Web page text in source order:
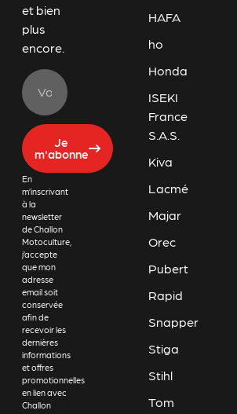
et bien
plus
encore.
Je
m'abonne
En
m’inscrivant
à la
newsletter
de Challon
Motoculture,
j’accepte
que mon
adresse
email soit
conservée
afin de
recevoir les
dernières
informations
et offres
promotionnelles
en lien avec
Challon
HAFA
ho
Honda
ISEKI
France
S.A.S.
Kiva
Lacmé
Majar
Orec
Pubert
Rapid
Snapper
Stiga
Stihl
Tom